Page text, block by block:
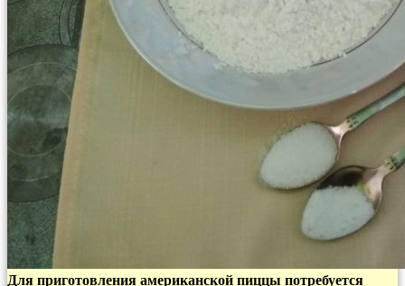
Для приготовления американской пиццы потребуется